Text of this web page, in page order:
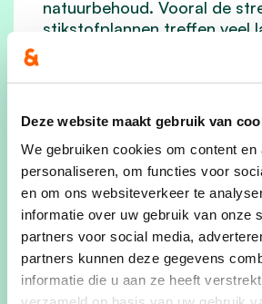
Deze website maakt gebruik van
We gebruiken cookies om content en
personaliseren, om functies voor
en om ons websiteverkeer te
informatie over uw gebruik van onze
partners voor social media,
partners kunnen deze gegevens
informatie die u aan ze heeft
natuurbehoud. Vooral de
stikstofplannen treffen veel
Veel boeren kunnen zich
hun toekomst. Ze voelen zich
door de gebiedsgerichte
missen een duidelijk plan op
lees meer